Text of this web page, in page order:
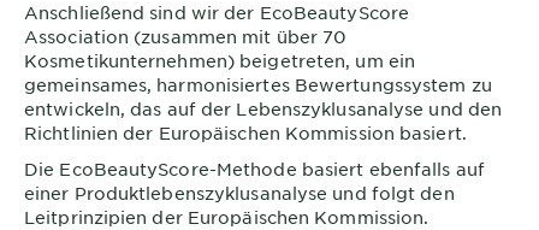
Anschließend sind wir der EcoBeautyScore
Association (zusammen mit über 70
Kosmetikunternehmen) beigetreten, um ein
gemeinsames, harmonisiertes Bewertungssystem zu
entwickeln, das auf der Lebenszyklusanalyse und den
Richtlinien der Europäischen Kommission basiert.
Die EcoBeautyScore-Methode basiert ebenfalls auf
einer Produktlebenszyklusanalyse und folgt den
Leitprinzipien der Europäischen Kommission.